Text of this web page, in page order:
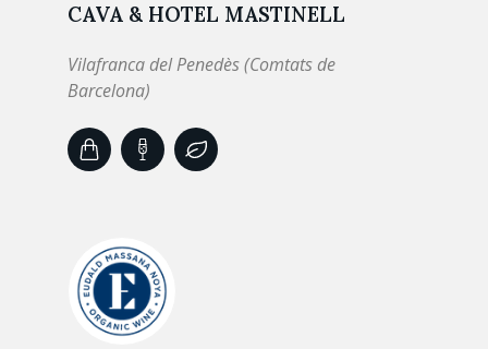
CAVA & HOTEL MASTINELL
Vilafranca del Penedès (Comtats de
Barcelona)